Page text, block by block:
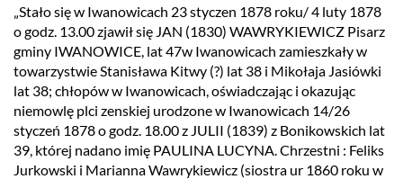
„Stało się w Iwanowicach 23 styczen 1878 roku/ 4 luty 1878
o godz. 13.00 zjawił się JAN (1830) WAWRYKIEWICZ Pisarz
gminy IWANOWICE, lat 47w Iwanowicach zamieszkały w
towarzystwie Stanisława Kitwy (?) lat 38 i Mikołaja Jasiówki
lat 38; chłopów w Iwanowicach, oświadczając i okazując
niemowlę plci zenskiej urodzone w Iwanowicach 14/26
styczeń 1878 o godz. 18.00 z JULII (1839) z Bonikowskich lat
39, której nadano imię PAULINA LUCYNA. Chrzestni : Feliks
Jurkowski i Marianna Wawrykiewicz (siostra ur 1860 roku w